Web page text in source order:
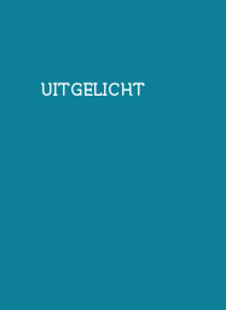
UITGELICHT